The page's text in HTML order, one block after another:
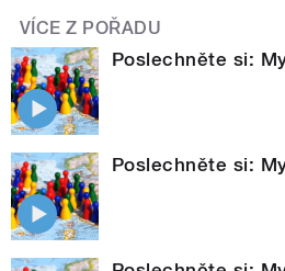
VÍCE Z POŘADU
Poslechněte si:
Poslechněte si: